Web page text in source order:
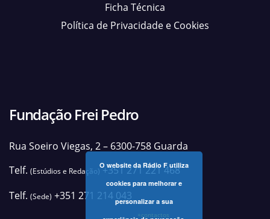
Ficha Técnica
Política de Privacidade e Cookies
Fundação Frei Pedro
Rua Soeiro Viegas, 2 – 6300-758 Guarda
Telf. (Estúdios e Redação)+351 271 221 468
Telf. (Sede) +351 271 214 043
+contactos
O website da Rádio F utiliza
cookies para melhorar e
personalizar a sua